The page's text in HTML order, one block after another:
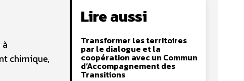
chimique,
Lire aussi
Transformer les territoires
par le dialogue et la
coopération avec un Commun
d’Accompagnement des
Transitions